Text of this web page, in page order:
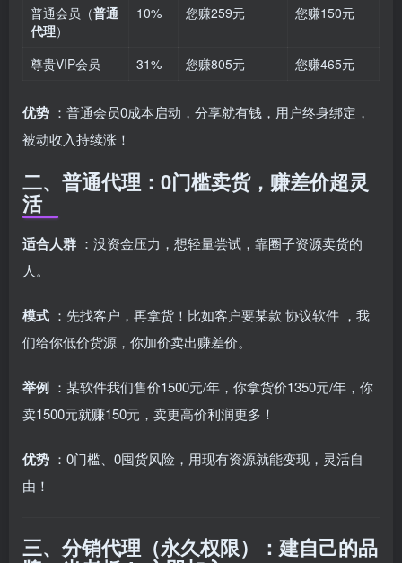
普通会员（普通
代理）
10% 您赚259元 您赚150元
尊贵VIP会员 31% 您赚805元 您赚465元
优势 ：普通会员0成本启动，分享就有钱，用户终身绑定，
被动收入持续涨！
二、普通代理：0门槛卖货，赚差价超灵
活
适合人群 ：没资金压力，想轻量尝试，靠圈子资源卖货的
人。
模式 ：先找客户，再拿货！比如客户要某款 协议软件 ，我
们给你低价货源，你加价卖出赚差价。
举例 ：某软件我们售价1500元/年，你拿货价1350元/年，你
卖1500元就赚150元，卖更高价利润更多！
优势 ：0门槛、0囤货风险，用现有资源就能变现，灵活自
由！
三、分销代理（永久权限）：建自己的品